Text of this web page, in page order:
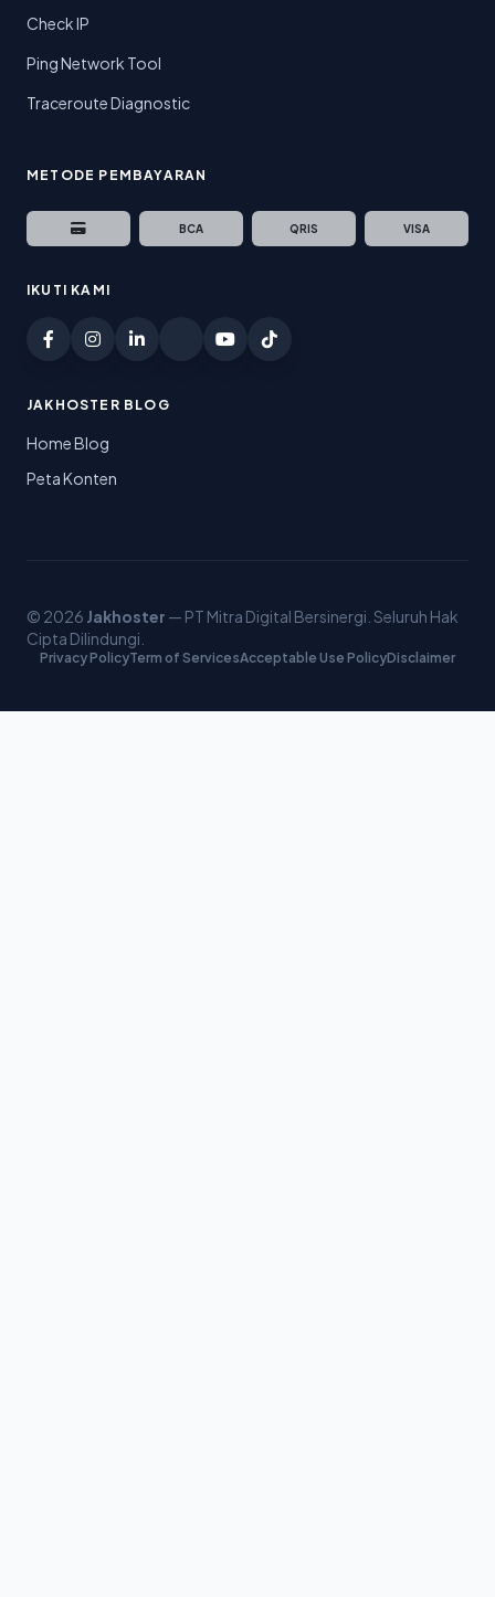
Check IP
Ping Network Tool
Traceroute Diagnostic
METODE PEMBAYARAN
BCA QRIS VISA
IKUTI KAMI
JAKHOSTER BLOG
Home Blog
Peta Konten
© 2026 Jakhoster — PT Mitra Digital Bersinergi. Seluruh Hak
Cipta Dilindungi.
Privacy PolicyTerm of ServicesAcceptable Use PolicyDisclaimer